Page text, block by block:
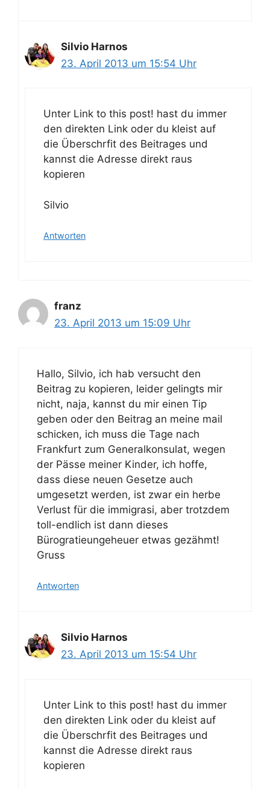
Silvio Harnos
23. April 2013 um 15:54 Uhr
Unter Link to this post! hast du immer
den direkten Link oder du kleist auf
die Überschrfit des Beitrages und
kannst die Adresse direkt raus
kopieren
Silvio
Antworten
franz
23. April 2013 um 15:09 Uhr
Hallo, Silvio, ich hab versucht den
Beitrag zu kopieren, leider gelingts mir
nicht, naja, kannst du mir einen Tip
geben oder den Beitrag an meine mail
schicken, ich muss die Tage nach
Frankfurt zum Generalkonsulat, wegen
der Pässe meiner Kinder, ich hoffe,
dass diese neuen Gesetze auch
umgesetzt werden, ist zwar ein herbe
Verlust für die immigrasi, aber trotzdem
toll-endlich ist dann dieses
Bürogratieungeheuer etwas gezähmt!
Gruss
Antworten
Silvio Harnos
23. April 2013 um 15:54 Uhr
Unter Link to this post! hast du immer
den direkten Link oder du kleist auf
die Überschrfit des Beitrages und
kannst die Adresse direkt raus
kopieren